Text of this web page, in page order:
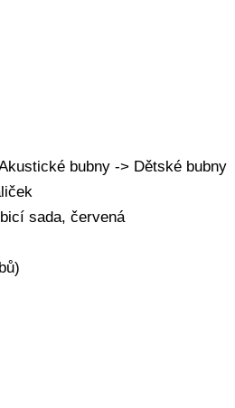
bubny -> Dětské bubny
sada, červená